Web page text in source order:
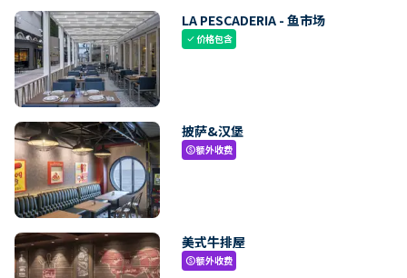
LA PESCADERIA - 鱼市场
check价格包含
披萨&汉堡
paid额外收费
美式牛排屋
paid额外收费